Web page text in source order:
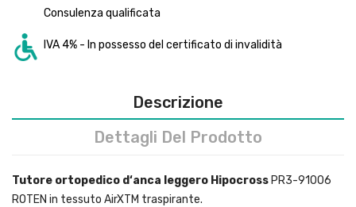
Consulenza qualificata
IVA 4% - In possesso del certificato di invalidità
Descrizione
Dettagli Del Prodotto
Tutore ortopedico d‘anca leggero Hipocross PR3-91006
ROTEN in tessuto AirXTM traspirante.